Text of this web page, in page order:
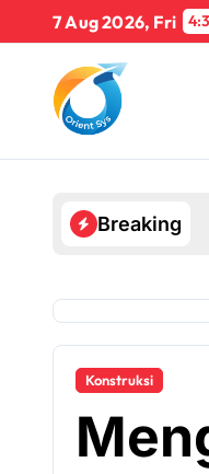
7 Aug 2026, Fri
Breaking
Konstruksi